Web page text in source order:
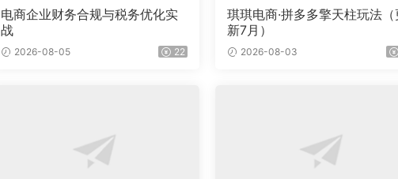
电商企业财务合规与税务优化实
战
2026-08-05 22
琪琪电商·拼多多擎天柱玩法
新7月）
2026-08-03